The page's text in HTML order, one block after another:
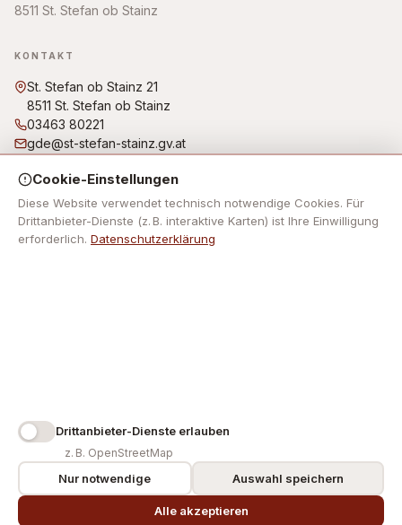
8511 St. Stefan ob Stainz
KONTAKT
St. Stefan ob Stainz 21
8511 St. Stefan ob Stainz
03463 80221
gde@st-stefan-stainz.gv.at
07:30 Uhr bis 12:00 Uhr Donnerstag von 07:30 Uhr bis 12:00
Uhr und von 14:00 Uhr bis 18:00 Uhr Mittwoch: kein
Parteienverkehr!
Cookie-Einstellungen
© 2026 Sankt Stefan ob Stainz. Alle Rechte vorbehalten.
erstellt mit
von Gemeinde24
Cookie-Einstellungen
Diese Website verwendet technisch notwendige Cookies. Für
Drittanbieter-Dienste (z. B. interaktive Karten) ist Ihre Einwilligung
erforderlich. Datenschutzerklärung
Drittanbieter-Dienste erlauben
z. B. OpenStreetMap
Nur notwendige Auswahl speichern
Alle akzeptieren